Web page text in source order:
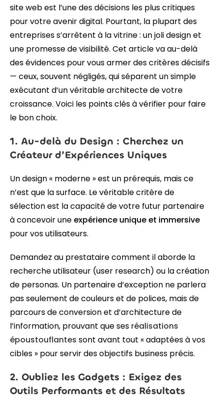
site web est l’une des décisions les plus critiques
pour votre avenir digital. Pourtant, la plupart des
entreprises s’arrêtent à la vitrine : un joli design et
une promesse de visibilité. Cet article va au-delà
des évidences pour vous armer des critères décisifs
— ceux, souvent négligés, qui séparent un simple
exécutant d’un véritable architecte de votre
croissance. Voici les points clés à vérifier pour faire
le bon choix.
1. Au-delà du Design : Cherchez un
Créateur d’Expériences Uniques
Un design « moderne » est un prérequis, mais ce
n’est que la surface. Le véritable critère de
sélection est la capacité de votre futur partenaire
à concevoir une expérience unique et immersive
pour vos utilisateurs.
Demandez au prestataire comment il aborde la
recherche utilisateur (user research) ou la création
de personas. Un partenaire d’exception ne parlera
pas seulement de couleurs et de polices, mais de
parcours de conversion et d’architecture de
l’information, prouvant que ses réalisations
époustouflantes sont avant tout « adaptées à vos
cibles » pour servir des objectifs business précis.
2. Oubliez les Gadgets : Exigez des
Outils Performants et des Résultats